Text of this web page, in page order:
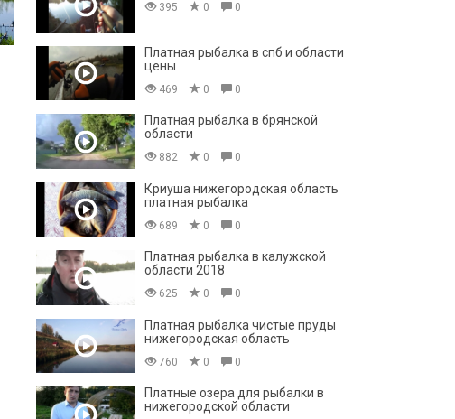
395 0 0
Платная рыбалка в спб и области
цены
469 0 0
Платная рыбалка в брянской
области
882 0 0
Криуша нижегородская область
платная рыбалка
689 0 0
Платная рыбалка в калужской
области 2018
625 0 0
Платная рыбалка чистые пруды
нижегородская область
760 0 0
Платные озера для рыбалки в
нижегородской области